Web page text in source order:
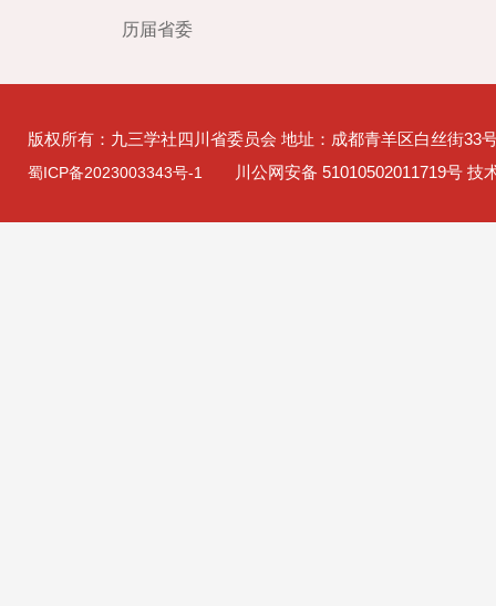
历届省委
版权所有：九三学社四川省委员会 地址：成都青羊区白丝街33
蜀ICP备2023003343号-1 川公网安备 51010502011719号 技